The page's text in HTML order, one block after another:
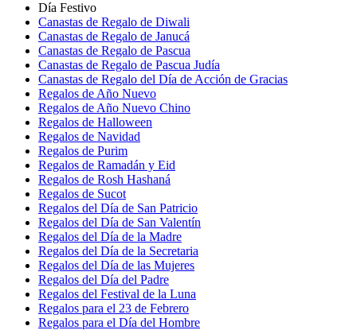
Día Festivo
Canastas de Regalo de Diwali
Canastas de Regalo de Janucá
Canastas de Regalo de Pascua
Canastas de Regalo de Pascua Judía
Canastas de Regalo del Día de Acción de Gracias
Regalos de Año Nuevo
Regalos de Año Nuevo Chino
Regalos de Halloween
Regalos de Navidad
Regalos de Purim
Regalos de Ramadán y Eid
Regalos de Rosh Hashaná
Regalos de Sucot
Regalos del Día de San Patricio
Regalos del Día de San Valentín
Regalos del Día de la Madre
Regalos del Día de la Secretaria
Regalos del Día de las Mujeres
Regalos del Día del Padre
Regalos del Festival de la Luna
Regalos para el 23 de Febrero
Regalos para el Día del Hombre